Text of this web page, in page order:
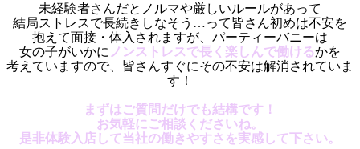
未経験者さんだとノルマや厳しいルールがあって
結局ストレスで長続きしなそう…って皆さん初めは不安を
抱えて面接・体入されますが、パーティーバニーは
女の子がいかに ノンストレスで長く楽しんで働けるかを
考えていますので、皆さんすぐにその不安は解消されていま
す！
まずはご質問だけでも結構です！
お気軽にご相談くださいね。
是非体験入店して当社の働きやすさを実感して下さい。